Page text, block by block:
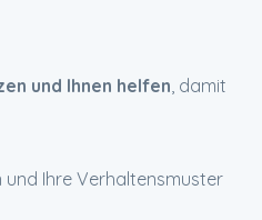
und Ihnen helfen , damit
Ihre Verhaltensmuster